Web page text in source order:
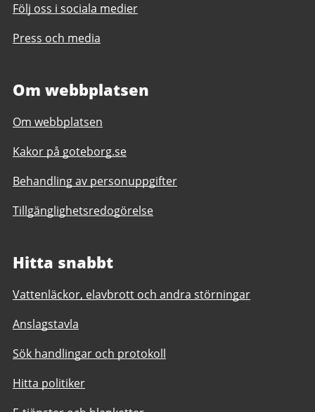
Följ oss i sociala medier
Press och media
Om webbplatsen
Om webbplatsen
Kakor på goteborg.se
Behandling av personuppgifter
Tillgänglighetsredogörelse
Hitta snabbt
Vattenläckor, elavbrott och andra störningar
Anslagstavla
Sök handlingar och protokoll
Hitta politiker